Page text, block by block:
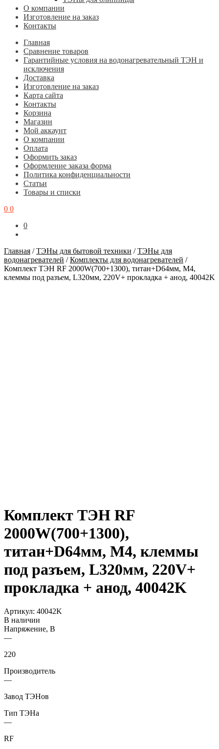
О компании
Изготовление на заказ
Контакты
Главная
Cравнение товаров
Гарантийные условия на водонагревательный ТЭН и
исключения
Доставка
Изготовление на заказ
Карта сайта
Контакты
Корзина
Магазин
Мой аккаунт
О компании
Оплата
Оформить заказ
Оформление заказа форма
Политика конфиденциальности
Статьи
Товары и списки
0 0
0
Главная /ТЭНы для бытовой техники /ТЭНы для
водонагревателей /Комплекты для водонагревателей /
Комплект ТЭН RF 2000W(700+1300), титан+D64мм, М4,
клеммы под разъем, L320мм, 220V+ прокладка + анод, 40042K
Комплект ТЭН RF
2000W(700+1300),
титан+D64мм, М4, клеммы
под разъем, L320мм, 220V+
прокладка + анод, 40042K
Артикул: 40042K
В наличии
Напряжение, В
—
220
Производитель
—
Завод ТЭНов
Тип ТЭНа
—
RF